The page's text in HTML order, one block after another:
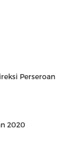
Perseroan
2020